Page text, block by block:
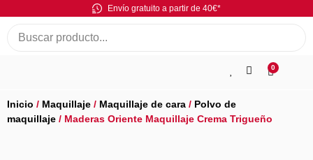
Envío gratuito a partir de 40€*
0
Inicio / Maquillaje / Maquillaje de cara / Polvo de
maquillaje / Maderas Oriente Maquillaje Crema Trigueño